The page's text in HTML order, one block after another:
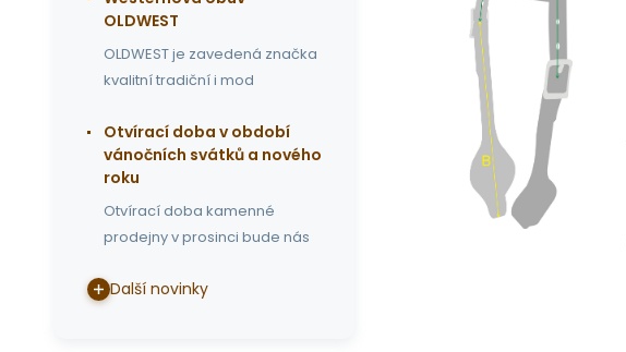
OLDWEST
OLDWEST je zavedená značka
kvalitní tradiční i mod
Otvírací doba v období
vánočních svátků a nového
roku
Otvírací doba kamenné
prodejny v prosinci bude nás
Další novinky